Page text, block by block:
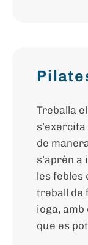
Treballa
de
s’aprèn
les febles
treball de
ioga,
que es